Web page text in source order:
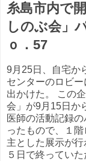
糸島市内で
しのぶ会」
ｏ．57
9月25日、自宅か
センターのロビ
出かけた。 この
会」が9月15日か
医師の活動記録
ったもので、１
主とした展示が
５日で終ってい